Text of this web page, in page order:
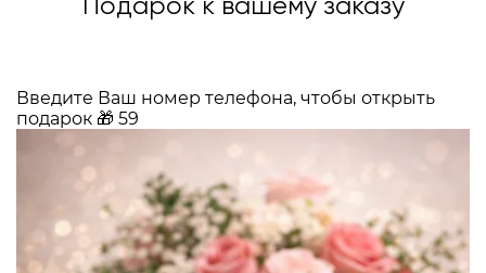
Подарок к вашему заказу
Введите Ваш номер телефона, чтобы открыть
подарок 🎁 59